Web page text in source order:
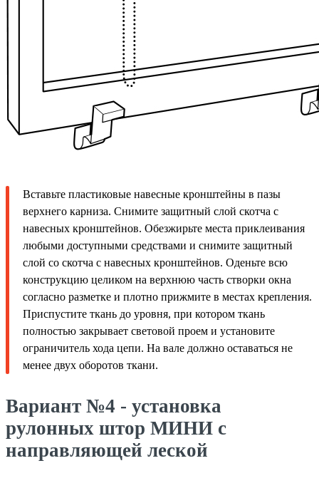
Вставьте пластиковые навесные кронштейны в пазы
верхнего карниза. Снимите защитный слой скотча с
навесных кронштейнов. Обезжирьте места приклеивания
любыми доступными средствами и снимите защитный
слой со скотча с навесных кронштейнов. Оденьте всю
конструкцию целиком на верхнюю часть створки окна
согласно разметке и плотно прижмите в местах крепления.
Приспустите ткань до уровня, при котором ткань
полностью закрывает световой проем и установите
ограничитель хода цепи. На вале должно оставаться не
менее двух оборотов ткани.
Вариант №4 - установка
рулонных штор МИНИ с
направляющей леской